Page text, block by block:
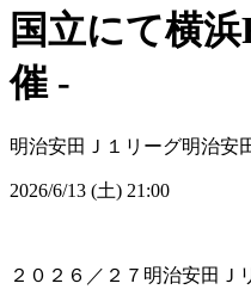
国立にて横
催 -
明治安田Ｊ１リーグ明治安
2026/6/13 (土) 21:00
２０２６／２７明治安田Ｊ